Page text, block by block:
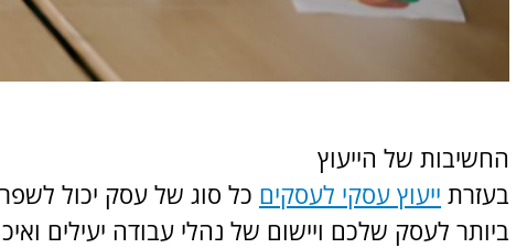
החשיבות של הייעוץ
בעזרת ייעוץ עסקי לעסקים כל סוג של עסק יכול
ביותר לעסק שלכם ויישום של נהלי עבודה יעילים